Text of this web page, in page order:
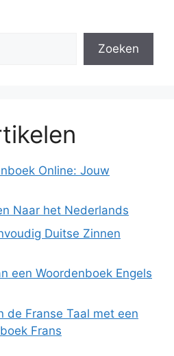
Zoeken
Online: Jouw
Naar het Nederlands
Duitse Zinnen
een Woordenboek Engels
de Franse Taal met een
Frans